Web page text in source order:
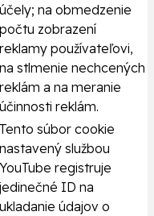
účely; na obmedzenie
počtu zobrazení
reklamy používateľovi,
na stlmenie nechcených
reklám a na meranie
účinnosti reklám.
Tento súbor cookie
nastavený službou
YouTube registruje
jedinečné ID na
ukladanie údajov o